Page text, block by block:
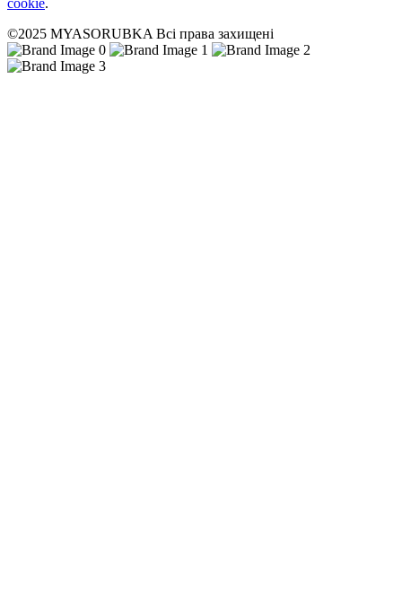
cookie.
©2025 MYASORUBKA Всі права захищені